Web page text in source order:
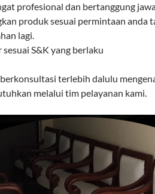
profesional dan bertanggung
produk sesuai permintaan anda
lagi.
S&K yang berlaku
terlebih dalulu
melalui tim pelayanan kami.